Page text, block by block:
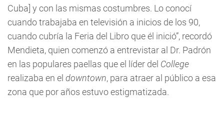
Cuba] y con las mismas costumbres. Lo conocí
cuando trabajaba en televisión a inicios de los 90,
cuando cubría la Feria del Libro que él inició”, recordó
Mendieta, quien comenzó a entrevistar al Dr. Padrón
en las populares paellas que el líder del College
realizaba en el downtown, para atraer al público a esa
zona que por años estuvo estigmatizada.